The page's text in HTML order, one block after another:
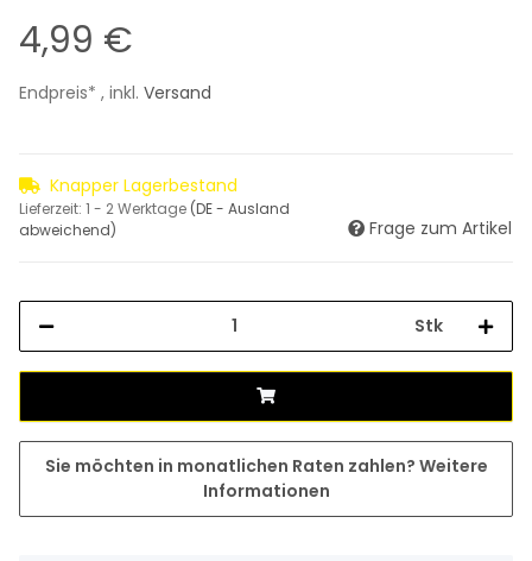
4,99 €
Endpreis* , inkl. Versand
Knapper Lagerbestand
Lieferzeit: 1 - 2 Werktage (DE - Ausland
abweichend)
Frage zum Artikel
Stk
Sie möchten in monatlichen Raten zahlen? Weitere
Informationen